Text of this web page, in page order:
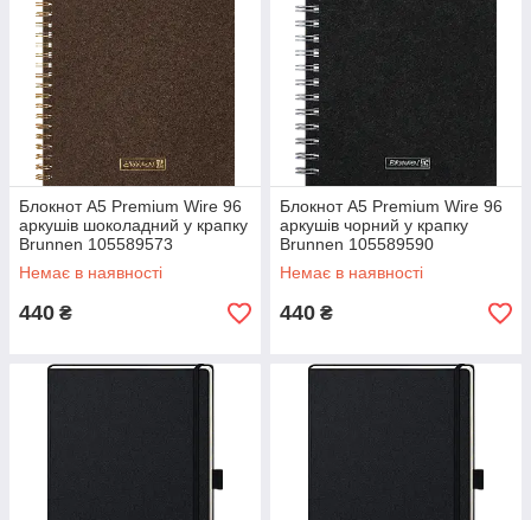
Блокнот А5 Premium Wire 96
аркушів шоколадний у крапку
Brunnen 105589573
Немає в наявності
440 ₴
Блокнот А5 Premium Wire 96
аркушів чорний у крапку
Brunnen 105589590
Немає в наявності
440 ₴